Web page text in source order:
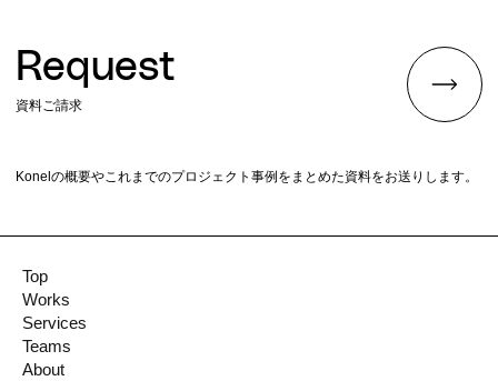
Top
Works
Services
Teams
About
Request
資料ご請求
Konelの概要やこれまでのプロジェクト事例をまとめた資料をお送りします。